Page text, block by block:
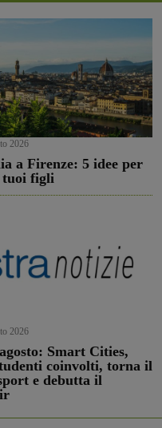
2026
a Firenze: 5 idee per
figli
2026
Smart Cities,
coinvolti, torna il
e debutta il